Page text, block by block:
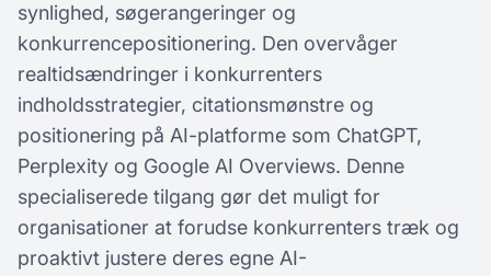
synlighed, søgerangeringer og
konkurrencepositionering. Den overvåger
realtidsændringer i konkurrenters
indholdsstrategier, citationsmønstre og
positionering på AI-platforme som ChatGPT,
Perplexity og Google AI Overviews. Denne
specialiserede tilgang gør det muligt for
organisationer at forudse konkurrenters træk og
proaktivt justere deres egne AI-